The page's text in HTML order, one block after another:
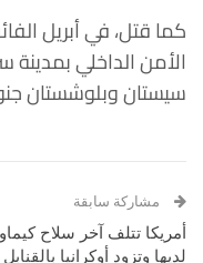
كما قتل، في أبريل
الأمن الداخلي
سيستان وبلوشستان
مشاركة سابقة
أمريكا تتلف آخر سلاح
لديها وتزود أوكرانيا بالقنابل